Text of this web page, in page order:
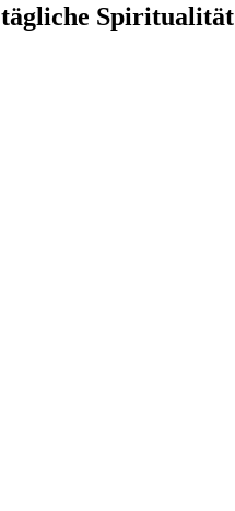
Spiritualität